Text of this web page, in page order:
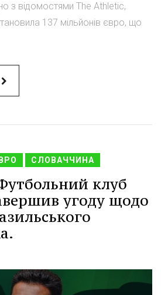
з відомостями The Athletic,
137 мільйонів євро, що
СЛОВАЧЧИНА
клуб
угоду щодо